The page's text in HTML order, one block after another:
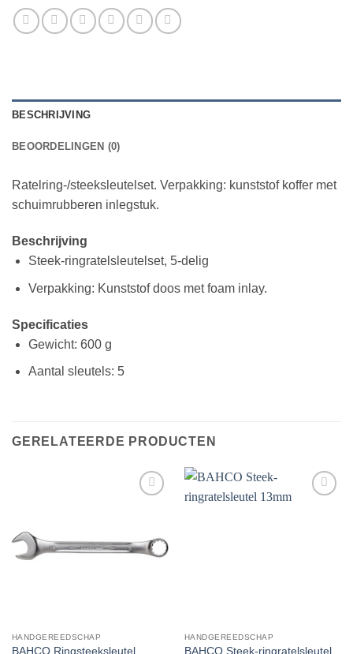
BESCHRIJVING
BEOORDELINGEN (0)
Ratelring-/steeksleutelset. Verpakking: kunststof koffer met
schuimrubberen inlegstuk.
Beschrijving
Steek-ringratelsleutelset, 5-delig
Verpakking: Kunststof doos met foam inlay.
Specificaties
Gewicht: 600 g
Aantal sleutels: 5
GERELATEERDE PRODUCTEN
HANDGEREEDSCHAP
BAHCO Ringsteeksleutel
HANDGEREEDSCHAP
BAHCO Steek-ringratelsleutel